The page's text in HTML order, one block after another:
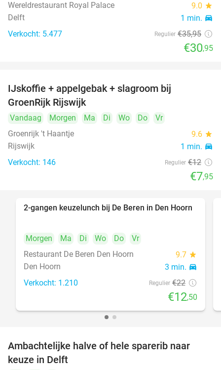
Wereldrestaurant Royal Palace
9.0 star
Delft 1 min. directions_car
Verkocht: 5.477 Regulier €35,95
€30,95
IJskoffie + appelgebak + slagroom bij
GroenRijk Rijswijk
Vandaag Morgen Ma Di Wo Do
Vr
Groenrijk 't Haantje
9.6 star
Rijswijk 1 min. directions_car
Verkocht: 146 Regulier €12
€7,95
43%
2-gangen keuzelunch bij De Beren in Den Hoorn
Morgen Ma Di Wo Do
Vr
Restaurant De Beren Den Hoorn
9.7 star
Den Hoorn 3 min. directions_car
Verkocht: 1.210 Regulier €22
€12,50
Ambachtelijke halve of hele sparerib naar
keuze in Delft